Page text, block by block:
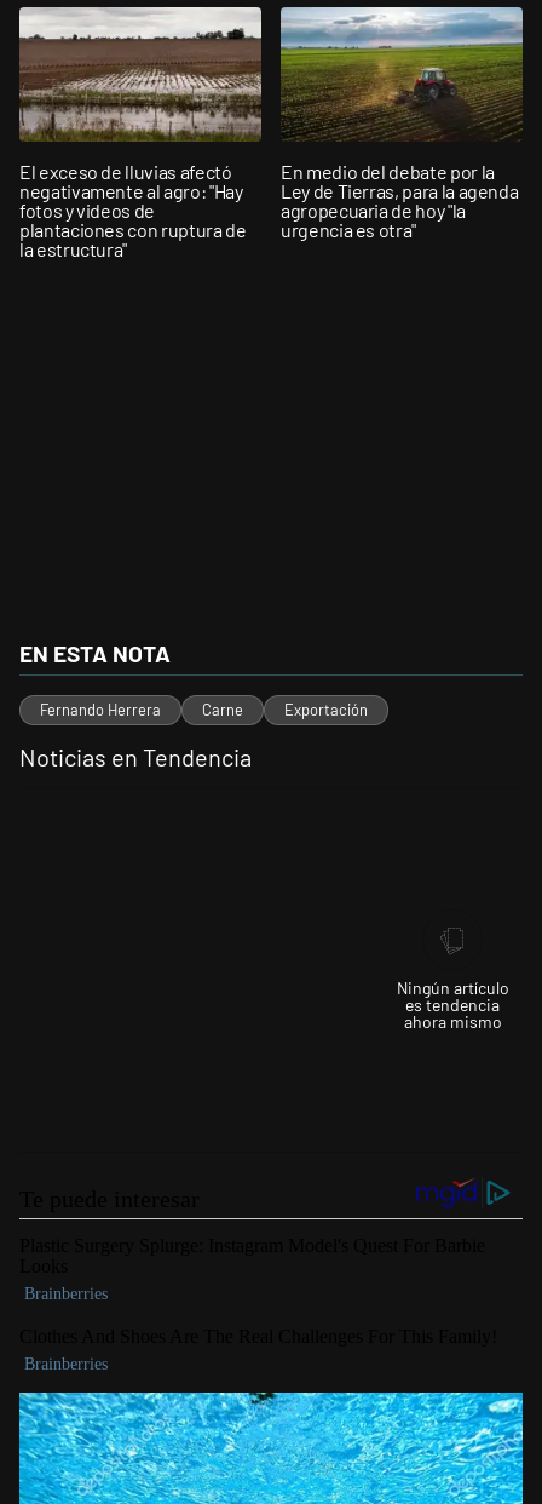
El exceso de lluvias afectó
negativamente al agro: "Hay
fotos y videos de
plantaciones con ruptura de
la estructura"
En medio del debate por la
Ley de Tierras, para la agenda
agropecuaria de hoy "la
urgencia es otra"
EN ESTA NOTA
Fernando Herrera Carne Exportación
Noticias en Tendencia
Ningún artículo
es tendencia
ahora mismo